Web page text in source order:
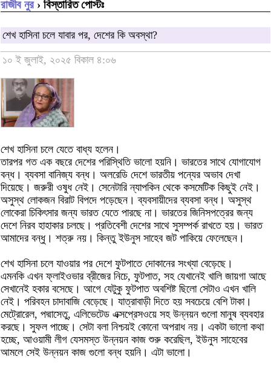
রাজীব নুর› বিস্তারিত পোস্টঃ
শেখ হাসিনা চলে যাবার পর, দেশের কি অবস্থা?
১০ ই জুলাই, ২০২৫ বিকাল ৪:০৬
শেখ হাসিনা চলে যেতে বাধ্য হলেন।
তারপর গত এক বছরে দেশের পরিস্থিতি ভালো হয়নি। ভারতের সাথে যোগাযোগ
বন্ধ। ব্যবসা বানিজ্য বন্ধ। অলরেডি দেশে ভারতীয় পন্যের অভাব দেখা
দিয়েছে। জরুরী ওষুধ নেই। সেনেটারি ন্যাপকিন থেকে কসমেটিক কিছুই নেই।
অসুস্থ লোকজন বিরাট বিপদে পড়েছেন। ব্যবসায়ীদের ব্যবসা বন্ধ। অসুস্থ
লোকেরা চিকিৎসার জন্য ভারত যেতে পারছে না। ভারতের জিনিসপত্রের জন্য
দেশে নিরব হাহাকার চলছে। প্রতিবেশী দেশের সাথে সুসম্পর্ক রাখতে হয়। ভারত
আমাদের বন্ধু। শত্রু নয়। কিন্তু ইউনুস সাহেব জট পাকিয়ে ফেলেছেন।
শেখ হাসিনা চলে যাওয়ার পর দেশে ফুটপাতে দোকানের সংখ্যা বেড়েছে।
এমনকি এখন ফ্লাইওভার ব্রীজের নিচে, ফুটপাত, সহ যেখানেই খালি জায়গা আছে
সেখানেই হকার বসেছে। আগে যেটুকু ফুটপাত অবশিষ্ট ছিলো সেটাও এখন খালি
নেই। পরিবহন চাদাবাজি বেড়েছে। যাত্রাবাড়ী দিতে হয় সবচেয়ে বেশি টাকা।
মেট্রোরেল, পদ্মাসেতু, এলিভেটেড এক্সপ্রেসওয়ে সহ উন্নয়ন গুলো মানুষ ব্যবহার
করছে। সুফল পাচ্ছে। সেটা বলা নিশ্চয়ই কোনো অপরাধ নয়। একটা ভালো কথা
হচ্ছে, আওয়ামী লীগ যেসমস্ত উন্নয়ন কাজ শুরু করেছিল, ইউনুস সাহেবের
আমলে সেই উন্নয়ন কাজ গুলো বন্ধ হয়নি। এটা ভালো।